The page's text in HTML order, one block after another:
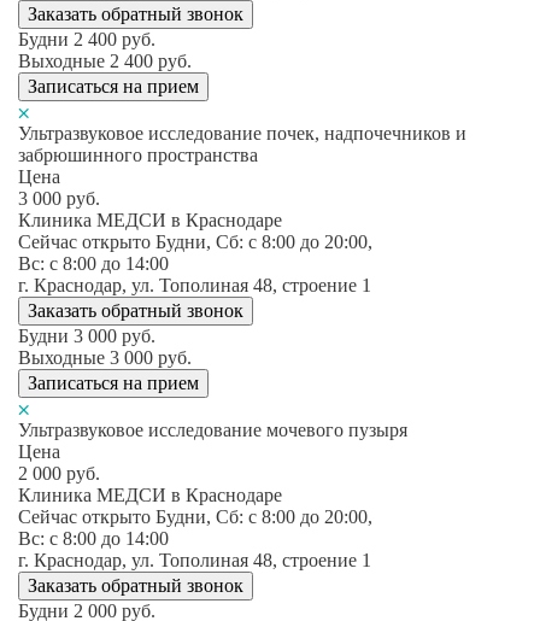
Заказать обратный звонок
Будни 2 400 руб.
Выходные 2 400 руб.
Записаться на прием
Ультразвуковое исследование почек, надпочечников и
забрюшинного пространства
Цена
3 000 руб.
Клиника МЕДСИ в Краснодаре
Сейчас открыто Будни, Сб: c 8:00 до 20:00,
Вс: c 8:00 до 14:00
г. Краснодар, ул. Тополиная 48, строение 1
Заказать обратный звонок
Будни 3 000 руб.
Выходные 3 000 руб.
Записаться на прием
Ультразвуковое исследование мочевого пузыря
Цена
2 000 руб.
Клиника МЕДСИ в Краснодаре
Сейчас открыто Будни, Сб: c 8:00 до 20:00,
Вс: c 8:00 до 14:00
г. Краснодар, ул. Тополиная 48, строение 1
Заказать обратный звонок
Будни 2 000 руб.